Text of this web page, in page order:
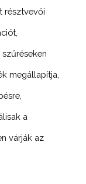
résztvevői
megállapítja,
a
várják az